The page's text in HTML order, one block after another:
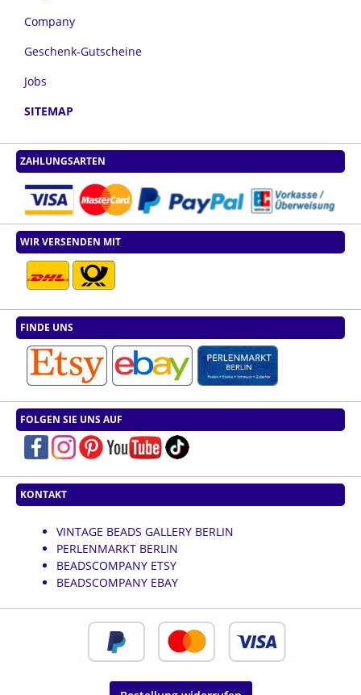
Company
Geschenk-Gutscheine
Jobs
SITEMAP
ZAHLUNGSARTEN
WIR VERSENDEN MIT
FINDE UNS
FOLGEN SIE UNS AUF
KONTAKT
VINTAGE BEADS GALLERY BERLIN
PERLENMARKT BERLIN
BEADSCOMPANY ETSY
BEADSCOMPANY EBAY